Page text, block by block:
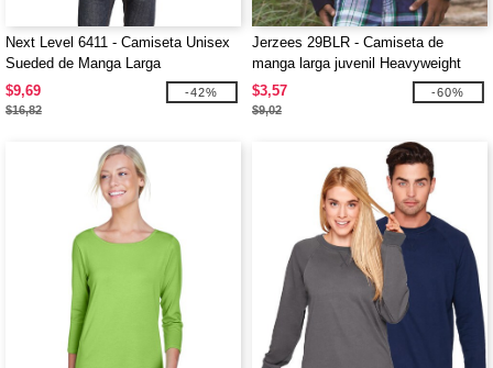
Next Level 6411 - Camiseta Unisex
Sueded de Manga Larga
$9,69
$16,82
-42%
Jerzees 29BLR - Camiseta de
manga larga juvenil Heavyweight
Blend™ 50/50
$3,57
$9,02
-60%